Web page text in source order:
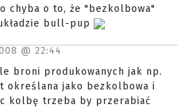
chyba o to, że "bezkolbowa"
bull-pup
@ 22:44
broni produkowanych jak np.
określana jako bezkolbowa i
kolbę trzeba by przerabiać